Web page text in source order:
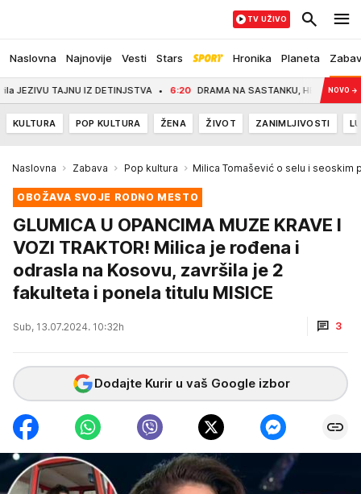
Naslovna Najnovije Vesti Stars Hronika Planeta
TV UŽIVO
TAJNU IZ DETINJSTVA 6:20 DRAMA NA SASTANKU, HEGSET LAGAO
NOVO →
KULTURA POP KULTURA ŽENA ŽIVOT ZANIMLJIVOSTI
Naslovna Zabava Pop kultura Milica Tomašević o selu i seoskim
OBOŽAVA SVOJE RODNO MESTO
GLUMICA U OPANCIMA MUZE KRAVE I
VOZI TRAKTOR! Milica je rođena i
odrasla na Kosovu, završila je 2
fakulteta i ponela titulu MISICE
Sub, 13.07.2024. 10:32h 3
Dodajte Kurir u vaš Google izbor